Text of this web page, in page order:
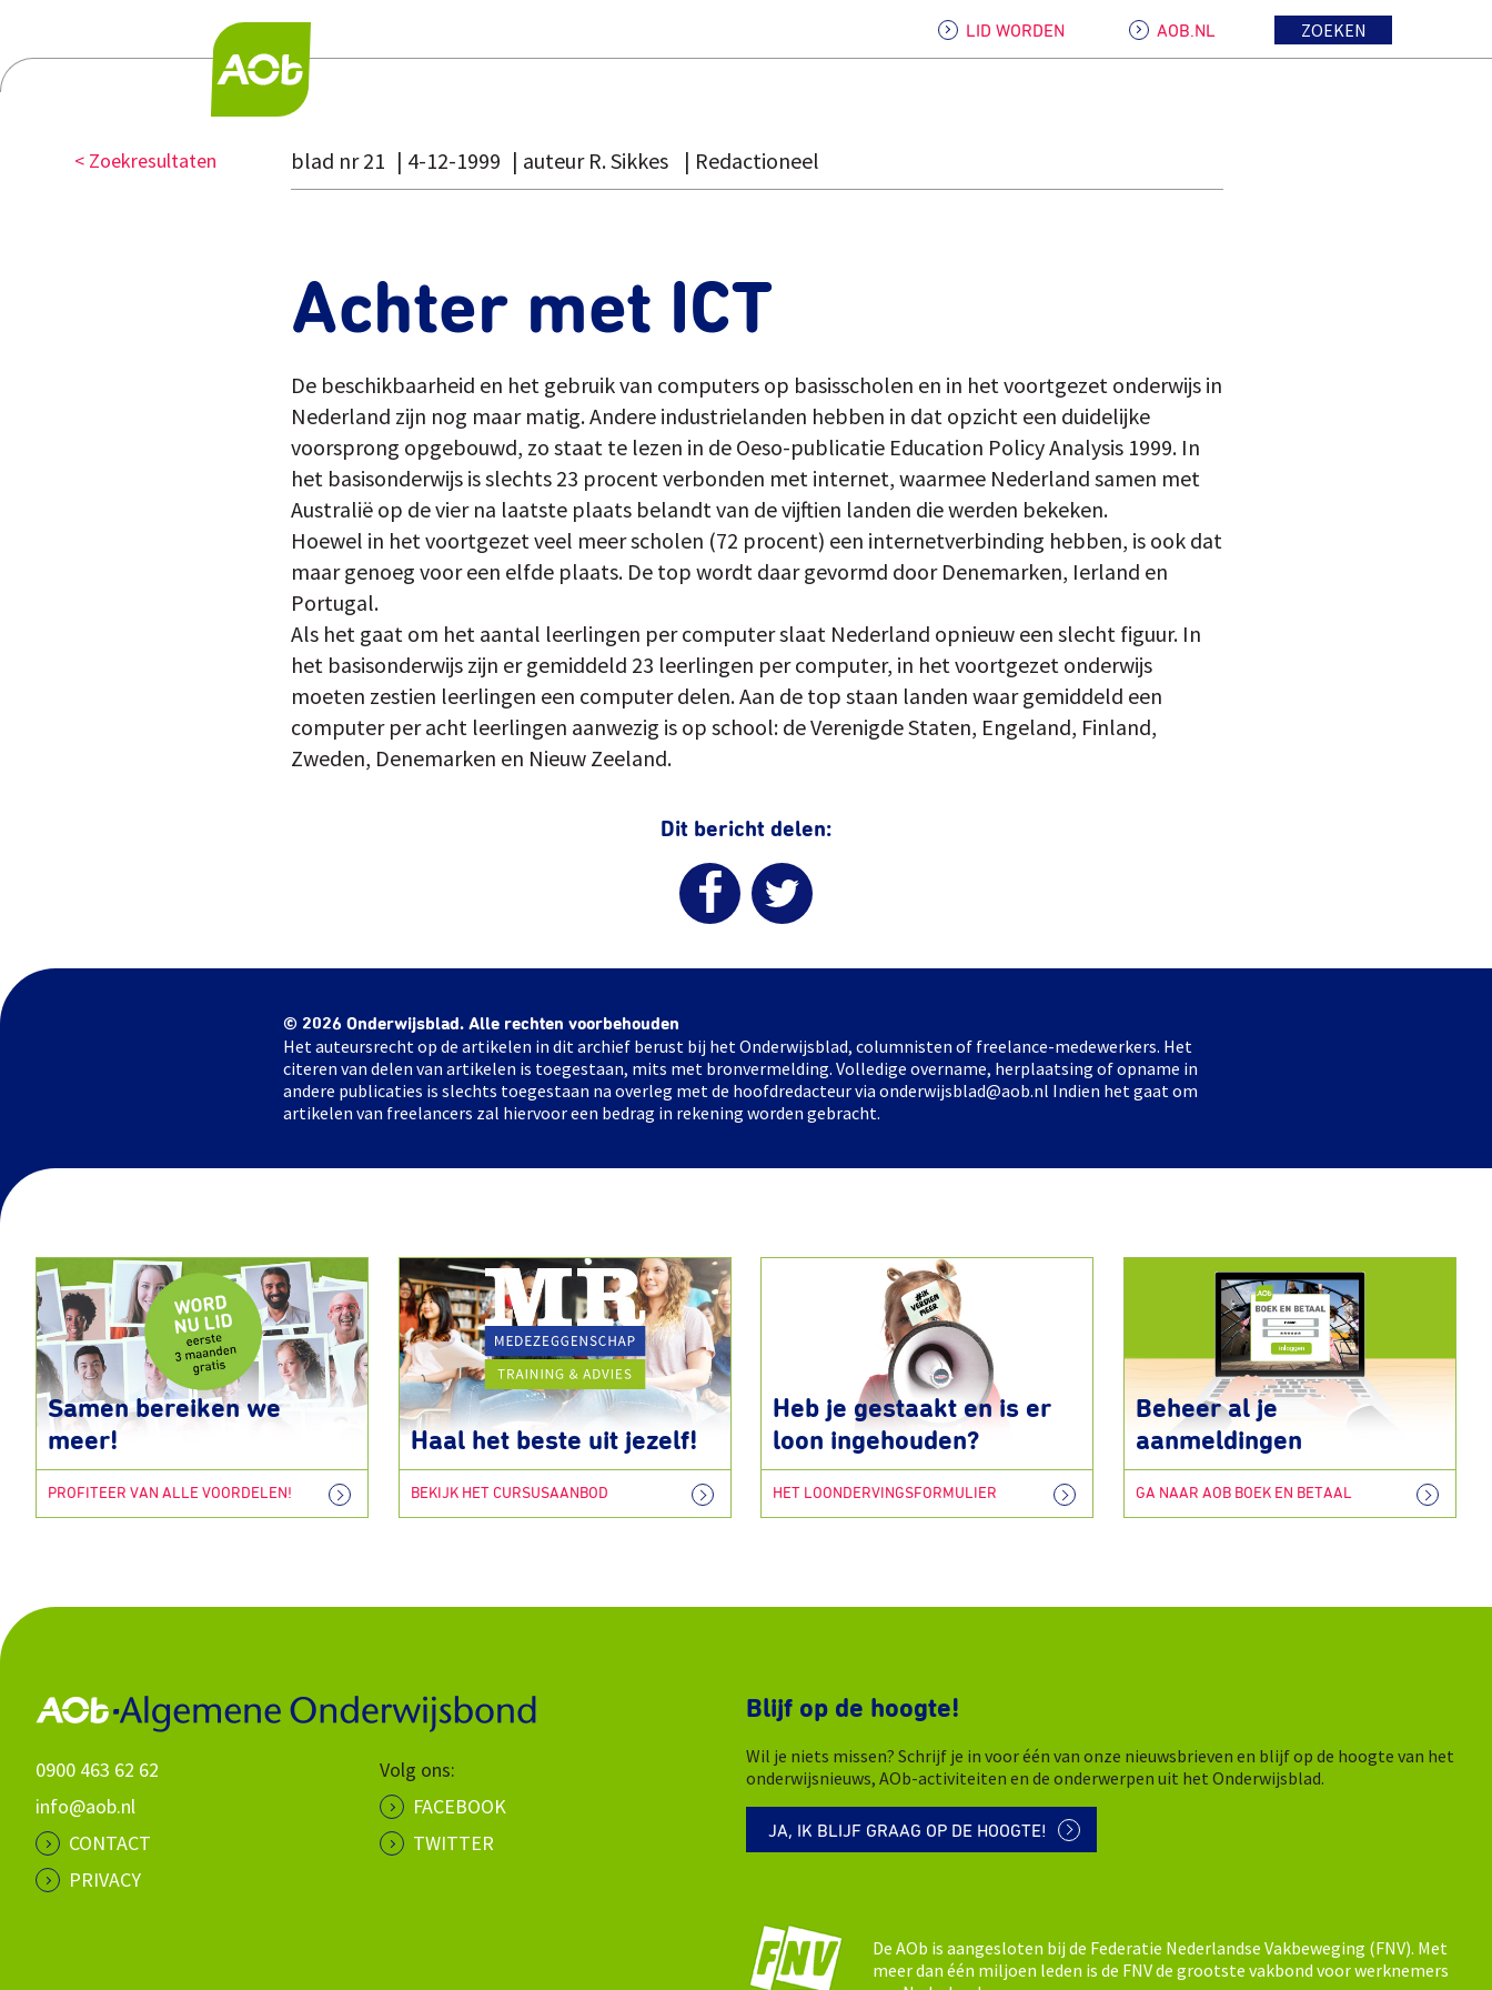
LID WORDEN AOB.NL ZOEKEN
< Zoekresultaten blad nr 21 4-12-1999 auteur R. Sikkes Redactioneel
Achter met ICT
De beschikbaarheid en het gebruik van computers op basisscholen en in het voortgezet onderwijs in
Nederland zijn nog maar matig. Andere industrielanden hebben in dat opzicht een duidelijke
voorsprong opgebouwd, zo staat te lezen in de Oeso-publicatie Education Policy Analysis 1999. In
het basisonderwijs is slechts 23 procent verbonden met internet, waarmee Nederland samen met
Australië op de vier na laatste plaats belandt van de vijftien landen die werden bekeken.
Hoewel in het voortgezet veel meer scholen (72 procent) een internetverbinding hebben, is ook dat
maar genoeg voor een elfde plaats. De top wordt daar gevormd door Denemarken, Ierland en
Portugal.
Als het gaat om het aantal leerlingen per computer slaat Nederland opnieuw een slecht figuur. In
het basisonderwijs zijn er gemiddeld 23 leerlingen per computer, in het voortgezet onderwijs
moeten zestien leerlingen een computer delen. Aan de top staan landen waar gemiddeld een
computer per acht leerlingen aanwezig is op school: de Verenigde Staten, Engeland, Finland,
Zweden, Denemarken en Nieuw Zeeland.
Dit bericht delen:
© 2026 Onderwijsblad. Alle rechten voorbehouden
Het auteursrecht op de artikelen in dit archief berust bij het Onderwijsblad, columnisten of freelance-medewerkers. Het
citeren van delen van artikelen is toegestaan, mits met bronvermelding. Volledige overname, herplaatsing of opname in
andere publicaties is slechts toegestaan na overleg met de hoofdredacteur via onderwijsblad@aob.nl Indien het gaat om
artikelen van freelancers zal hiervoor een bedrag in rekening worden gebracht.
Samen bereiken we
meer!
PROFITEER VAN ALLE VOORDELEN!
Haal het beste uit jezelf!
BEKIJK HET CURSUSAANBOD
Heb je gestaakt en is er
loon ingehouden?
HET LOONDERVINGSFORMULIER
Beheer al je
aanmeldingen
GA NAAR AOB BOEK EN BETAAL
0900 463 62 62
info@aob.nl
CONTACT
PRIVACY
Volg ons:
FACEBOOK
TWITTER
Blijf op de hoogte!
Wil je niets missen? Schrijf je in voor één van onze nieuwsbrieven en blijf op de hoogte van het
onderwijsnieuws, AOb-activiteiten en de onderwerpen uit het Onderwijsblad.
JA, IK BLIJF GRAAG OP DE HOOGTE!
De AOb is aangesloten bij de Federatie Nederlandse Vakbeweging (FNV). Met
meer dan één miljoen leden is de FNV de grootste vakbond voor werknemers